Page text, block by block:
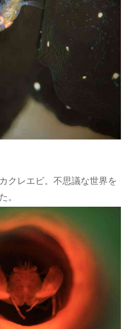
クレエビ。不思議な世界を
。